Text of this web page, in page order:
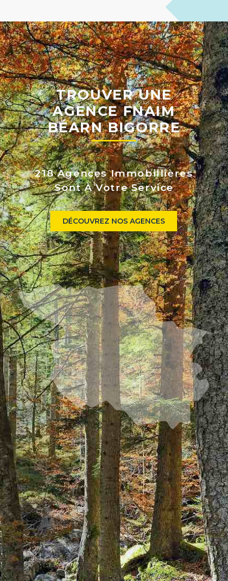
TROUVER UNE
AGENCE FNAIM
BÉARN BIGORRE
218 Agences Immobillières
Sont À Votre Service
DÉCOUVREZ NOS AGENCES